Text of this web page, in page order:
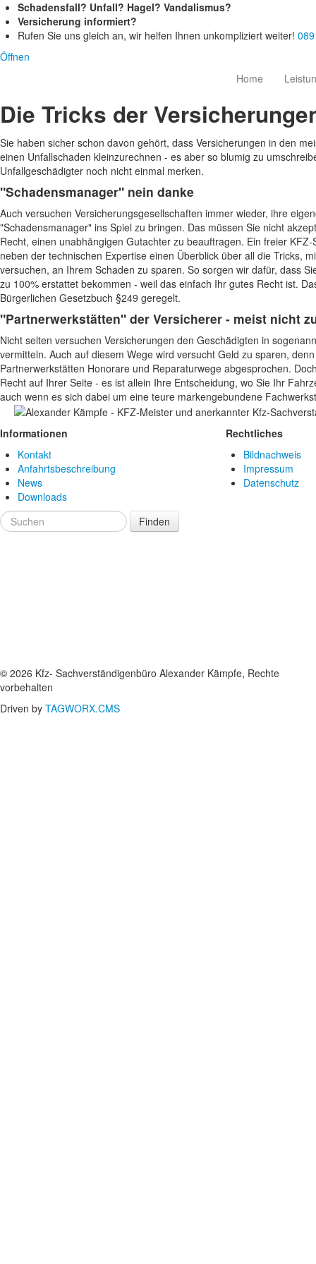
Schadensfall? Unfall? Hagel? Vandalismus?
Versicherung informiert?
Rufen Sie uns gleich an, wir helfen Ihnen unkompliziert weiter!
Öffnen
Home
Die Tricks der
Sie haben sicher schon davon gehört, dass Versicherungen in den
einen Unfallschaden kleinzurechnen - es aber so blumig zu
Unfallgeschädigter noch nicht einmal merken.
"Schadensmanager" nein danke
Auch versuchen Versicherungsgesellschaften immer wieder, ihre
"Schadensmanager" ins Spiel zu bringen. Das müssen Sie nicht
Recht, einen unabhängigen Gutachter zu beauftragen. Ein freier
neben der technischen Expertise einen Überblick über all die Tricks,
versuchen, an Ihrem Schaden zu sparen. So sorgen wir dafür, dass
zu 100% erstattet bekommen - weil das einfach Ihr gutes Recht ist.
Bürgerlichen Gesetzbuch §249 geregelt.
"Partnerwerkstätten" der Versicherer - meist nicht
Nicht selten versuchen Versicherungen den Geschädigten in
vermitteln. Auch auf diesem Wege wird versucht Geld zu sparen,
Partnerwerkstätten Honorare und Reparaturwege abgesprochen.
Recht auf Ihrer Seite - es ist allein Ihre Entscheidung, wo Sie Ihr
auch wenn es sich dabei um eine teure markengebundene
Informationen
Kontakt
Anfahrtsbeschreibung
News
Downloads
Finden
Rechtliches
Bildnachweis
Impressum
Datenschutz
© 2026 Kfz- Sachverständigenbüro Alexander Kämpfe, Rechte
vorbehalten
Driven by TAGWORX.CMS